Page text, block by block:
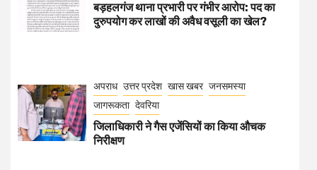
बड़हलगंज थाना प्रभारी पर गंभीर आरोप: पद का
दुरुपयोग कर लाखों की अवैध वसूली का खेल?
अपराध उत्तर प्रदेश खास खबर जनसमस्या
जागरूकता देवरिया
जिलाधिकारी ने गैस एजेंसियों का किया औचक
निरीक्षण